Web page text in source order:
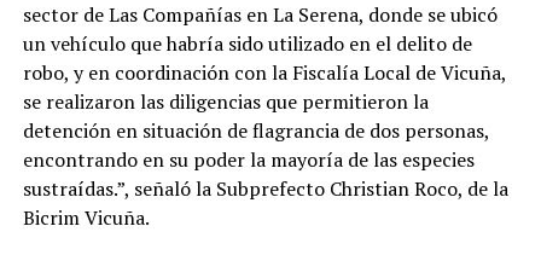
sector de Las Compañías en La Serena, donde se ubicó
un vehículo que habría sido utilizado en el delito de
robo, y en coordinación con la Fiscalía Local de Vicuña,
se realizaron las diligencias que permitieron la
detención en situación de flagrancia de dos personas,
encontrando en su poder la mayoría de las especies
sustraídas.”, señaló la Subprefecto Christian Roco, de la
Bicrim Vicuña.